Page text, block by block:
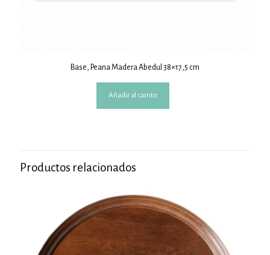
Base, Peana Madera Abedul 38×17,5 cm
Añadir al carrito
Productos relacionados